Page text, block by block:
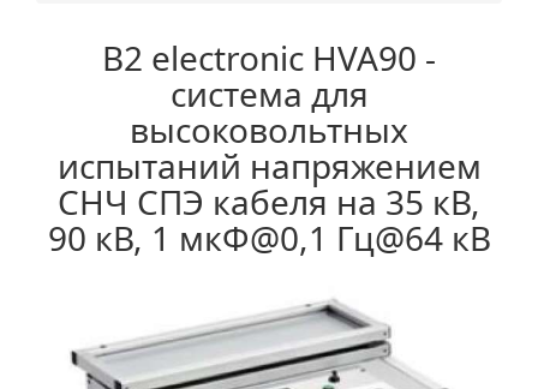
B2 electronic HVA90 -
система для
высоковольтных
испытаний напряжением
СНЧ СПЭ кабеля на 35 кВ,
90 кВ, 1 мкФ@0,1 Гц@64 кВ